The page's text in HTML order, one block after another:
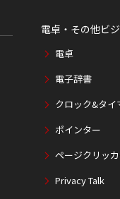
電卓・その他ビ
電卓
電子辞書
クロック&タイ
ポインター
ページクリッ
Privacy Talk